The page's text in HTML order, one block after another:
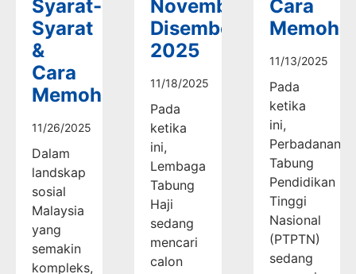
Syarat-
Syarat
&
Cara
Memohon
11/26/2025
Dalam
landskap
sosial
Malaysia
yang
semakin
kompleks,
November-
Disember
2025
11/18/2025
Pada
ketika
ini,
Lembaga
Tabung
Haji
sedang
mencari
calon
Cara
11/13/2025
Pada
ketika
ini,
Perbadanan
Tabung
Pendidikan
Tinggi
Nasional
(PTPTN)
sedang